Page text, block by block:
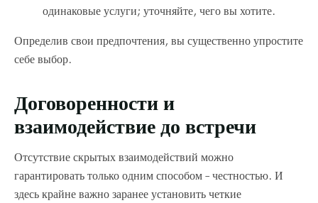
одинаковые услуги; уточняйте, чего вы хотите.
Определив свои предпочтения, вы существенно упростите
себе выбор.
Договоренности и
взаимодействие до встречи
Отсутствие скрытых взаимодействий можно
гарантировать только одним способом – честностью. И
здесь крайне важно заранее установить четкие